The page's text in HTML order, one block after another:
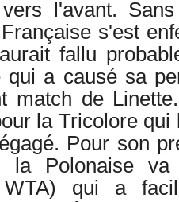
l'avant.
s'est
fallu
qui a causé sa
match de
la Tricolore qui
Pour son
la Polonaise va
WTA) qui a